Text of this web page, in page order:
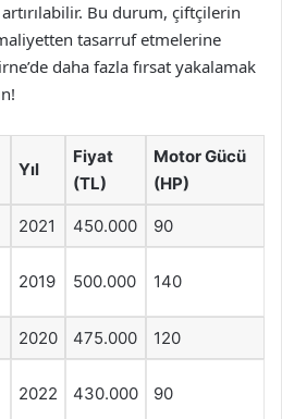
Bu durum, çiftçilerin
tasarruf etmelerine
daha fazla fırsat yakalamak
Yıl
Fiyat
(TL)
Motor Gücü
(HP)
2021 450.000 90
2019 500.000 140
2020 475.000 120
2022 430.000 90